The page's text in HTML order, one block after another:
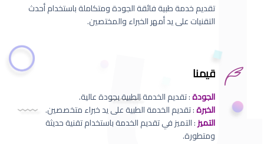
تقديم خدمة طبية فائقة الجودة ومتكاملة باستخدام أحدث
التقنيات على يد أمهر الخبراء والمختصين.
قيمنا
الجودة: تقديم الخدمة الطبية بجودة عالية.
الخبرة: تقديم الخدمة الطبية على يد خبراء متخصصين.
التميز: التميز في تقديم الخدمة باستخدام تقنية حديثة
ومتطورة.